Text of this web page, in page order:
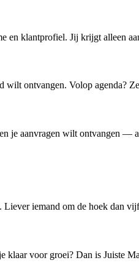
en klantprofiel. Jij krijgt alleen
wilt ontvangen. Volop agenda?
je aanvragen wilt ontvangen —
Liever iemand om de hoek dan
voor groei? Dan is Juiste